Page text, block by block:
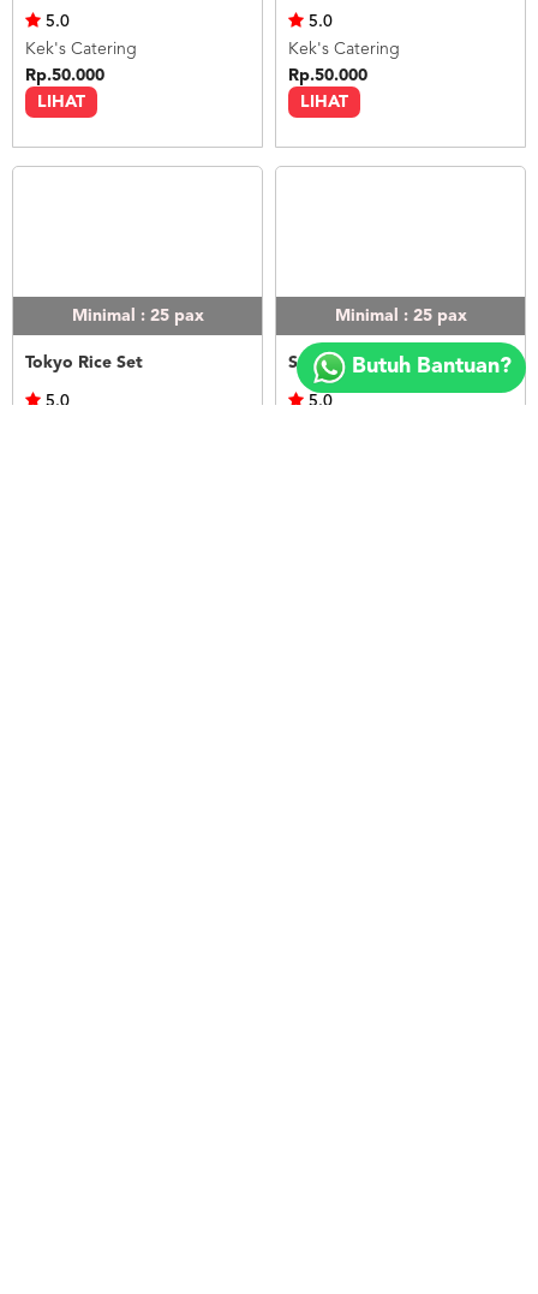
2018
FOODSPOT.CO.ID
LIHAT
5.0
Kek's Catering
Rp.50.000
LIHAT
5.0
Kek's Catering
Rp.50.000
Minimal : 25 pax
Tokyo Rice Set
5.0
Minimal : 25 pax
Seoul Rice Set
5.0
Butuh Bantuan?